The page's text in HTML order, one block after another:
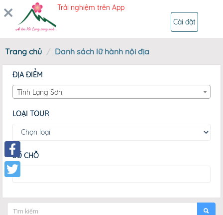
Facebook
Trang chủ Danh sách lữ hành nội địa
ĐỊA ĐIỂM
Tỉnh Lạng Sơn
LOẠI TOUR
SỐ CHỖ
Trải nghiệm trên App
Cài đặt